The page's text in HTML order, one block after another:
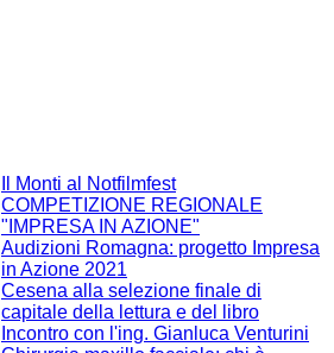
Il Monti al Notfilmfest
COMPETIZIONE REGIONALE
"IMPRESA IN AZIONE"
Audizioni Romagna: progetto Impresa
in Azione 2021
Cesena alla selezione finale di
capitale della lettura e del libro
Incontro con l'ing. Gianluca Venturini